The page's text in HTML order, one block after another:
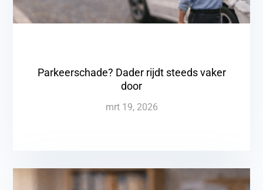
Parkeerschade? Dader rijdt steeds vaker
door
mrt 19, 2026